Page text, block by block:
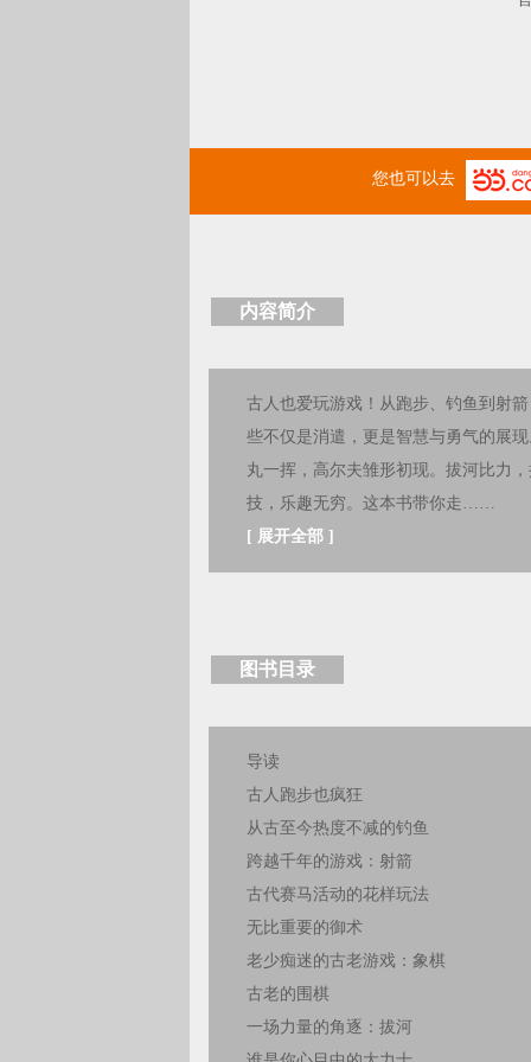
您也可以去
内容简介
古人也爱玩游戏！从跑步、钓鱼到射
些不仅是消遣，更是智慧与勇气的展
丸一挥，高尔夫雏形初现。拔河比力
技，乐趣无穷。这本书带你走……
[ 展开全部 ]
图书目录
导读
古人跑步也疯狂
从古至今热度不减的钓鱼
跨越千年的游戏：射箭
古代赛马活动的花样玩法
无比重要的御术
老少痴迷的古老游戏：象棋
古老的围棋
一场力量的角逐：拔河